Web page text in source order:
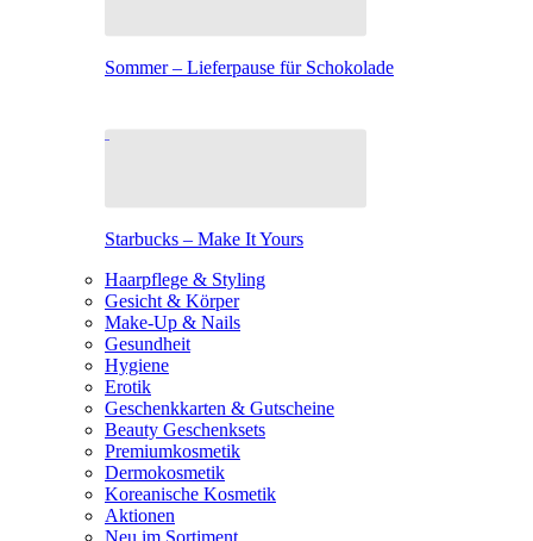
Sommer – Lieferpause für Schokolade
Starbucks – Make It Yours
Haarpflege & Styling
Gesicht & Körper
Make-Up & Nails
Gesundheit
Hygiene
Erotik
Geschenkkarten & Gutscheine
Beauty Geschenksets
Premiumkosmetik
Dermokosmetik
Koreanische Kosmetik
Aktionen
Neu im Sortiment